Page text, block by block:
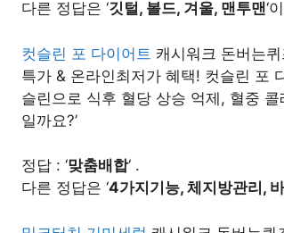
다른 정답은 ‘깃털, 볼드, 겨울, 맨투맨‘
컷슬린 포 다이어트 캐시워크 돈버는
특가 & 온라인최저가 혜택! 컷슬린 포
슬린으로 식후 혈당 상승 억제, 혈중
일까요?’
정답 : ‘맞춤배합‘ .
다른 정답은 ‘4가지기능, 체지방관리,